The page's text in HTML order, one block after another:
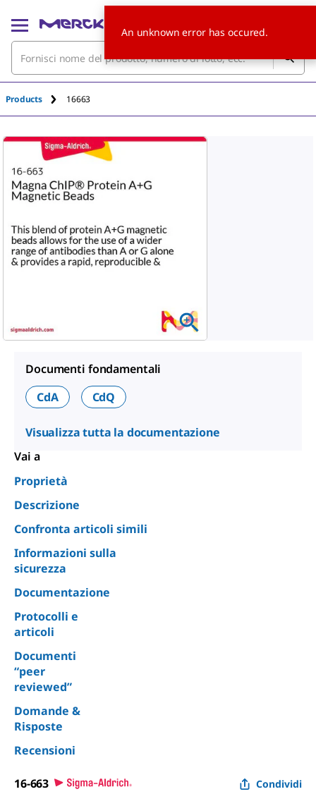
Products 16663
Documenti fondamentali
CdA
CdQ
Visualizza tutta la documentazione
Vai a
Proprietà
Descrizione
Confronta articoli simili
Informazioni sulla
sicurezza
Documentazione
Protocolli e
articoli
Documenti
“peer
reviewed”
Domande &
Risposte
Recensioni
16-663 Condividi
An unknown error has occured.